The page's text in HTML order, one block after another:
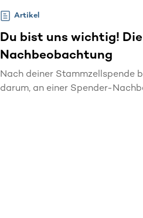
Artikel
Du bist uns wichtig!
Nachbeobachtung
Nach deiner Stammzellspende
darum, an einer Spender-